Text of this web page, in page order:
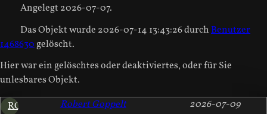
Angelegt 2026-07-07.
Das Objekt wurde 2026-07-14 13:43:26 durchBenutzer
1468630gelöscht.
Hier war ein gelöschtes oder deaktiviertes, oder für Sie
unlesbares Objekt.
RG
2026-07-09
Robert Goppelt